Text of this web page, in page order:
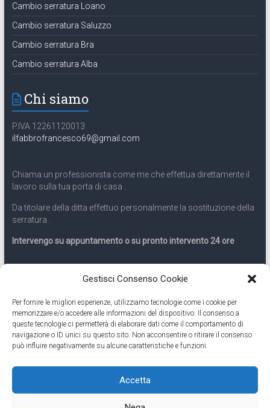
Gestisci Consenso Cookie
Per fornire le migliori esperienze, utilizziamo tecnologie come i cookie per
memorizzare e/o accedere alle informazioni del dispositivo. Il consenso a
queste tecnologie ci permetterà di elaborare dati come il comportamento di
navigazione o ID unici su questo sito. Non acconsentire o ritirare il consenso
può influire negativamente su alcune caratteristiche e funzioni.
Accetta
Cambio serratura Loano
Cambio serratura Saluzzo
Cambio serratura Bra
Cambio serratura Alba
Chi siamo
P.IVA 12261120013
ilfabbrofrancesco69@gmail.com
Chiama un professionista come me che effettua direttamente il
lavoro sulla tua porta di casa .
Da titolare della ditta effettuo personalmente la sostituzione della
serratura .
Intervengo su appuntamento o su pronto intervento 24 ore
Servizio 24 ore
Cell331.9899963
Eseguiamo anche lavori di apertura porte pronto intervento 24
ore